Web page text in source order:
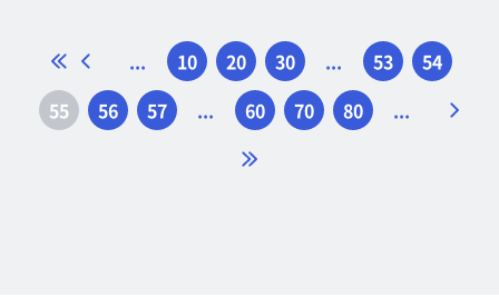
« < ... 10 20 30 ... 53
54
55
56 57 ... 60 70 80 ...
>
»